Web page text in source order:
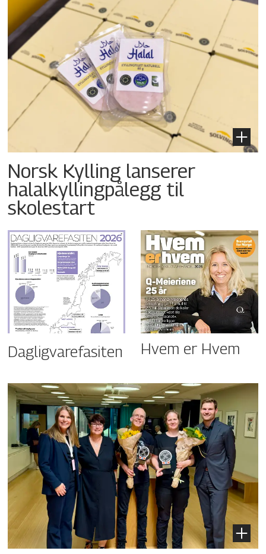
Norsk Kylling lanserer
halalkyllingpålegg til
skolestart
Dagligvarefasiten Hvem er Hvem